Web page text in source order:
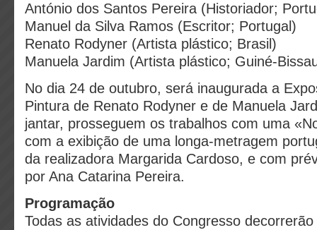
António dos Santos Pereira (Historiador;
Manuel da Silva Ramos (Escritor; Portugal)
Renato Rodyner (Artista plástico; Brasil)
Manuela Jardim (Artista plástico; Guiné-
No dia 24 de outubro, será inaugurada a
Pintura de Renato Rodyner e de Manuela
jantar, prosseguem os trabalhos com uma
com a exibição de uma longa-metragem
da realizadora Margarida Cardoso, e com
por Ana Catarina Pereira.
Programação
Todas as atividades do Congresso